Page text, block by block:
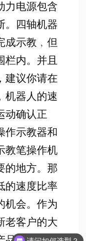
力电源包含
。四轴机器
成示教﹐但
栏内。并且
建议你请在
机器人的速
动确认正
作示教器和
教笔操作机
的地方。那
的速度比率
机会。作为
老客户的大